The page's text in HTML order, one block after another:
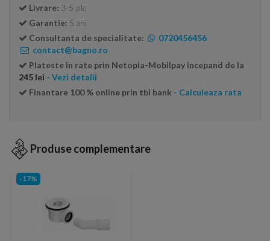
Livrare: 3-5 zile
Garantie: 5 ani
Consultanta de specialitate:
0720456456
contact@bagno.ro
Plateste in rate prin Netopia-Mobilpay incepand de la
245 lei - Vezi detalii
Finantare 100 % online prin tbi bank - Calculeaza rata
Produse complementare
-17%